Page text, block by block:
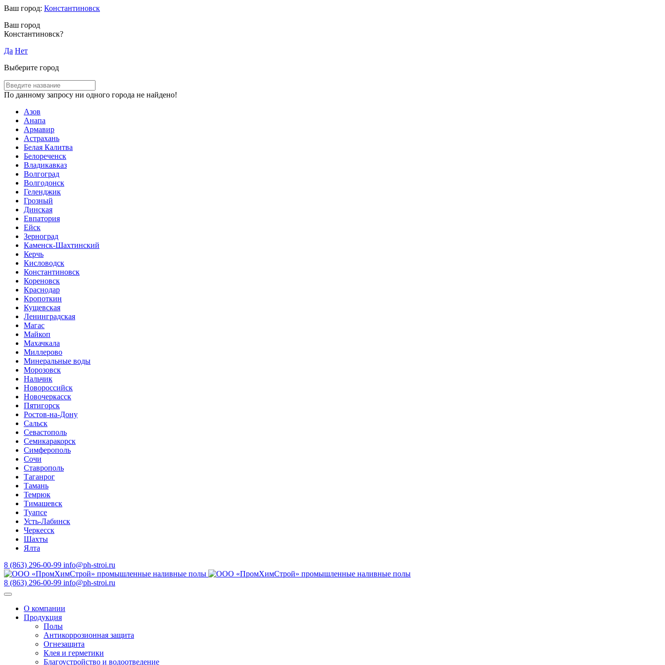
Ваш город: Константиновск
Ваш город
Константиновск?
Да Нет
Выберите город
По данному запросу ни одного города не найдено!
Азов
Анапа
Армавир
Астрахань
Белая Калитва
Белореченск
Владикавказ
Волгоград
Волгодонск
Геленджик
Грозный
Динская
Евпатория
Ейск
Зерноград
Каменск-Шахтинский
Керчь
Кисловодск
Константиновск
Кореновск
Краснодар
Кропоткин
Кущевская
Ленинградская
Магас
Майкоп
Махачкала
Миллерово
Минеральные воды
Морозовск
Нальчик
Новороссийск
Новочеркасск
Пятигорск
Ростов-на-Дону
Сальск
Севастополь
Семикаракорск
Симферополь
Сочи
Ставрополь
Таганрог
Тамань
Темрюк
Тимашевск
Туапсе
Усть-Лабинск
Черкесск
Шахты
Ялта
8 (863) 296-00-99 info@ph-stroi.ru
8 (863) 296-00-99 info@ph-stroi.ru
О компании
Продукция
Полы
Антикоррозионная защита
Огнезащита
Клея и герметики
Благоустройство и водоотведение